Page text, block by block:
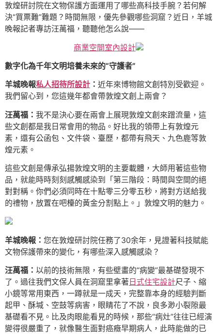
敦煌研討院在文物保護方面運用了哪些高科技手腕？若何解
決“買票難”難題？時間無限，優先參觀哪些洞窟？近日，羊城
晚報記者專訪汪萬福，聽聽他怎么說——
商業空間室內設計
數字化為千年文明培養未來的“守護者”
羊城晚報私人招待所設計 ： 近年來博物館文創特別受歡迎。
我們留心到，您這幾年都會帶敦煌文創上兩會？
汪萬福： 我不是決心要在兩會上展現敦煌文創來蹭流量，這
些文創都是我日常會用的物品。好比我的領帶上有敦煌元
素，還有公函包、文件袋、臺歷，都帶有飛天、九色鹿等敦
煌元素。
這些文創是傳承弘揚敦煌文明的主要載體，大師用著這些物
品，就能時時刻刻感觸感染到「第三階段：時間與空間的絕
對對稱。你們必須同時在十點零三分零五秒，將對方送給我
的禮物，放置在吧檯的黃金分割點上。」敦煌文明的魅力。
羊城晚報： 您在敦煌研討院任務了30余年，見證著科技賦能
文物保護帶來的變化，有哪些深入感觸感染？
汪萬福： 以前的技術無限，有些壁畫的“病變”最基礎發現不
了。過往我們文保人員在洞窟里拿著 日式住宅設計尺子、縮
小鏡等常用東西，一蹲就是一成天，完整靠本身的經驗判斷
起甲、酥堿、空鼓等病害，眼睛花了不說，良多渺小裂隙最
基礎看不見。比及肉眼能看見的時候，那些“病灶”往往已經演
變得很嚴重了，就像醫生面對癌癥早期病人，此時能做的已